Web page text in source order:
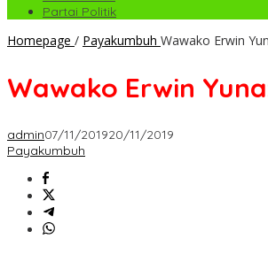
Partai Politik
Homepage / Payakumbuh Wawako Erwin
Wawako Erwin
admin07/11/201920/11/2019
Payakumbuh